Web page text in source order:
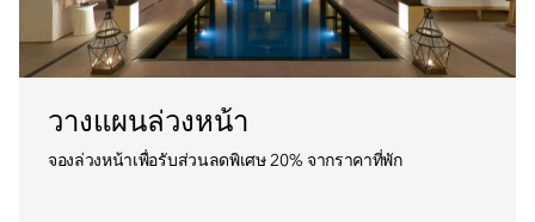
วางแผนล่วงหน้า
จองล่วงหน้าเพื่อรับส่วนลดพิเศษ 20% จากราคาที่พัก